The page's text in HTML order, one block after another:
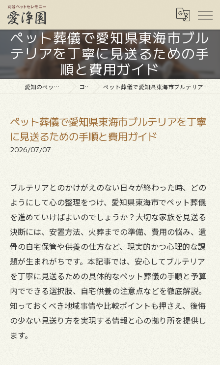
ペット葬儀で愛知県東海市ブル
テリアを丁寧に見送るための手
順と費用ガイド
愛知のペット葬儀なら愛浄園 コラム ペット葬儀で愛知県東海市ブルテリアを丁寧に見送るための手順と費用ガイド
ペット葬儀で愛知県東海市ブルテリアを丁寧
に見送るための手順と費用ガイド
2026/07/07
ブルテリアとのかけがえのない日々が終わった時、どの
ようにして心の整理をつけ、愛知県東海市でペット葬儀
を進めていけばよいのでしょうか？大切な家族を見送る
決断には、安置方法、火葬までの準備、費用の悩み、遺
骨の自宅保管や供養の仕方など、現実的かつ心理的な課
題が生まれがちです。本記事では、安心してブルテリア
を丁寧に見送るための具体的なペット葬儀の手順と予算
内でできる選択肢、自宅供養の注意点などを徹底解説。
知っておくべき地域事情や比較ポイントも押さえ、後悔
の少ない見送り方を実現する情報と心の拠り所を提供し
ます。